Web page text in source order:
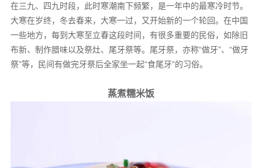
在三九、四九时段，此时寒潮南下频繁，是一年中的最寒冷时节。
大寒在岁终，冬去春来，大寒一过，又开始新的一个轮回。在中国
一些地方，每到大寒至立春这段时间，有很多重要的民俗，如除旧
布新、制作腊味以及祭灶、尾牙祭等。尾牙祭，亦称“做牙”、“做牙
祭”等，民间有做完牙祭后全家坐一起“食尾牙”的习俗。
蒸煮糯米饭